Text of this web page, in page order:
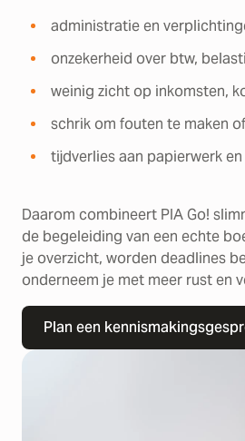
administratie en
onzekerheid over btw,
weinig zicht op inkomsten,
schrik om fouten te maken
tijdverlies aan papierwerk
Daarom combineert PIA Go!
de begeleiding van een echte
je overzicht, worden deadlines
onderneem je met meer rust en
Plan een